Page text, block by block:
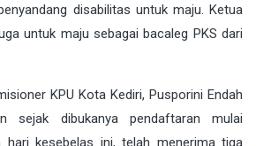
disabilitas untuk maju. Ketua
untuk maju sebagai bacaleg PKS dari
KPU Kota Kediri, Pusporini Endah
sejak dibukanya pendaftaran mulai
hari kesebelas ini, telah menerima tiga